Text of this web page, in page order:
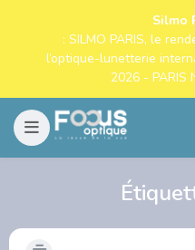
Silmo
: SILMO PARIS, le
l’optique-lunetterie
2026 - PARIS